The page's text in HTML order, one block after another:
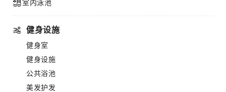
室内泳池
健身设施
健身室
健身设施
公共浴池
美发护发